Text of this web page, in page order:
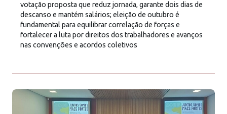
votação proposta que reduz jornada, garante dois dias de
descanso e mantém salários; eleição de outubro é
fundamental para equilibrar correlação de forças e
fortalecer a luta por direitos dos trabalhadores e avanços
nas convenções e acordos coletivos